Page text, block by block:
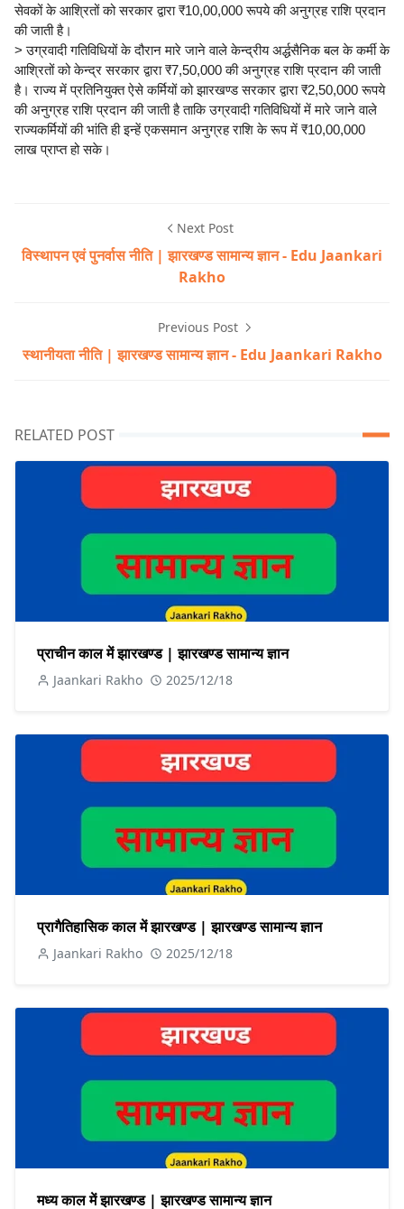
सेवकों के आश्रितों को सरकार द्वारा ₹10,00,000 रूपये की अनुग्रह राशि प्रदान
की जाती है।
> उग्रवादी गतिविधियों के दौरान मारे जाने वाले केन्द्रीय अर्द्धसैनिक बल के कर्मी के
आश्रितों को केन्द्र सरकार द्वारा ₹7,50,000 की अनुग्रह राशि प्रदान की जाती
है। राज्य में प्रतिनियुक्त ऐसे कर्मियों को झारखण्ड सरकार द्वारा ₹2,50,000 रूपये
की अनुग्रह राशि प्रदान की जाती है ताकि उग्रवादी गतिविधियों में मारे जाने वाले
राज्यकर्मियों की भांति ही इन्हें एकसमान अनुग्रह राशि के रूप में ₹10,00,000
लाख प्राप्त हो सके।
Next Post
विस्थापन एवं पुनर्वास नीति | झारखण्ड सामान्य ज्ञान - Edu Jaankari
Rakho
Previous Post
स्थानीयता नीति | झारखण्ड सामान्य ज्ञान - Edu Jaankari Rakho
RELATED POST
प्राचीन काल में झारखण्ड | झारखण्ड सामान्य ज्ञान
Jaankari Rakho 2025/12/18
प्रागैतिहासिक काल में झारखण्ड | झारखण्ड सामान्य ज्ञान
Jaankari Rakho 2025/12/18
मध्य काल में झारखण्ड | झारखण्ड सामान्य ज्ञान